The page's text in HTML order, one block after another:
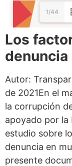
1/44
Los
denuncia
Autor:
de 2021En el
la corrupción
apoyado por la
estudio sobre
denuncia en
presente